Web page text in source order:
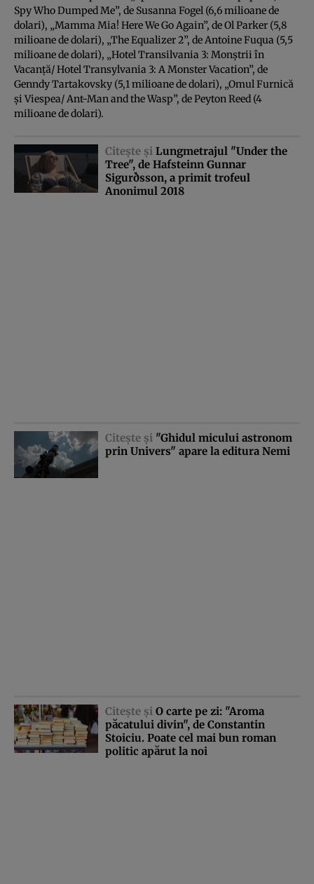
Spy Who Dumped Me”, de Susanna Fogel (6,6 milioane de
dolari), „Mamma Mia! Here We Go Again”, de Ol Parker (5,8
milioane de dolari), „The Equalizer 2”, de Antoine Fuqua (5,5
milioane de dolari), „Hotel Transilvania 3: Monştrii în
Vacanţă/ Hotel Transylvania 3: A Monster Vacation”, de
Genndy Tartakovsky (5,1 milioane de dolari), „Omul Furnică
şi Viespea/ Ant-Man and the Wasp”, de Peyton Reed (4
milioane de dolari).
Citeşte şi Lungmetrajul "Under the
Tree", de Hafsteinn Gunnar
Sigurðsson, a primit trofeul
Anonimul 2018
Citeşte şi "Ghidul micului astronom
prin Univers" apare la editura Nemi
Citeşte şi O carte pe zi: "Aroma
păcatului divin", de Constantin
Stoiciu. Poate cel mai bun roman
politic apărut la noi